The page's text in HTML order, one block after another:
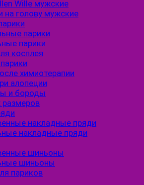
Wille мужские
на голову мужские
парики
парики
косплея
химиотерапии
алопеции
и бороды
накладные пряди
накладные пряди
шиньоны
шиньоны
париков